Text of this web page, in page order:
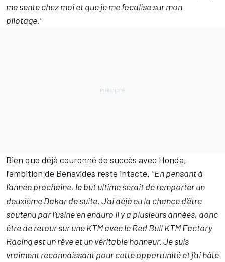
me sente chez moi et que je me focalise sur mon
pilotage."
Bien que déjà couronné de succès avec Honda,
l’ambition de Benavídes reste intacte. "En pensant à
l’année prochaine, le but ultime serait de remporter un
deuxième Dakar de suite. J’ai déjà eu la chance d’être
soutenu par l’usine en enduro il y a plusieurs années, donc
être de retour sur une KTM avec le Red Bull KTM Factory
Racing est un rêve et un véritable honneur. Je suis
vraiment reconnaissant pour cette opportunité et j’ai hâte